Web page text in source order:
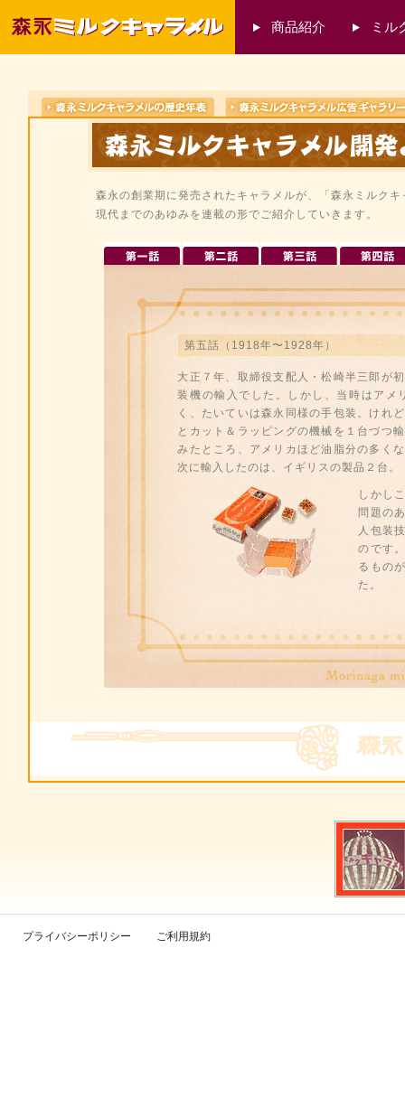
商品紹介 ミル
森永の創業期に発売されたキャラメルが、「森永ミルク
現代までのあゆみを連載の形でご紹介していきます。
第五話（1918年〜1928年）
大正７年、取締役支配人・松崎半三郎が
装機の輸入でした。しかし、当時はアメ
く、たいていは森永同様の手包装。けれ
とカット＆ラッピングの機械を１台づつ
みたところ、アメリカほど油脂分の多く
次に輸入したのは、イギリスの製品２台。
しかし
問題の
人包装
のです
るもの
た。
プライバシーポリシー ご利用規約